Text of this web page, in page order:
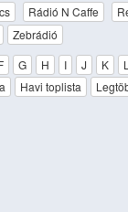
Rádió N Caffe
Zebrádió
G H I J K L
Havi toplista